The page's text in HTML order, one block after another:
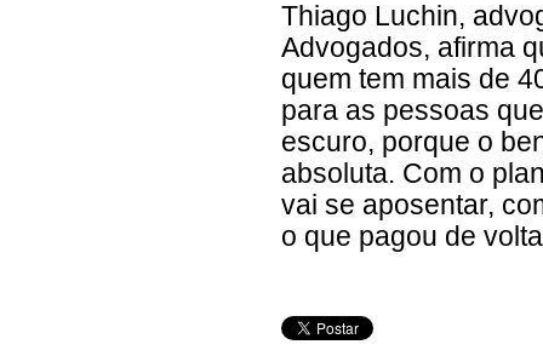
Thiago Luchin,
Advogados, afirma
quem tem mais de
para as pessoas
escuro, porque o
absoluta. Com o
vai se aposentar,
o que pagou de